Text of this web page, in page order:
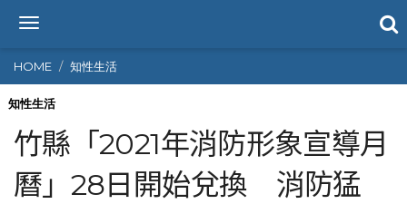
T
g
g
l
n
a
v
i
HOME 知性生活
知性生活
竹縣「2021年消防形象宣導月
曆」28日開始兌換 消防猛